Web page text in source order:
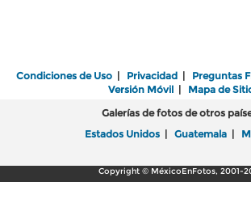
Condiciones de Uso | Privacidad | Preguntas
Versión Móvil| Mapa de
Galerías de fotos de otros
Estados Unidos | Guatemala |
Copyright © MéxicoEnFotos, 2001-